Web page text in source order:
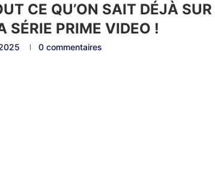
CE QU’ON SAIT DÉJÀ SUR
SÉRIE PRIME VIDEO !
0 commentaires